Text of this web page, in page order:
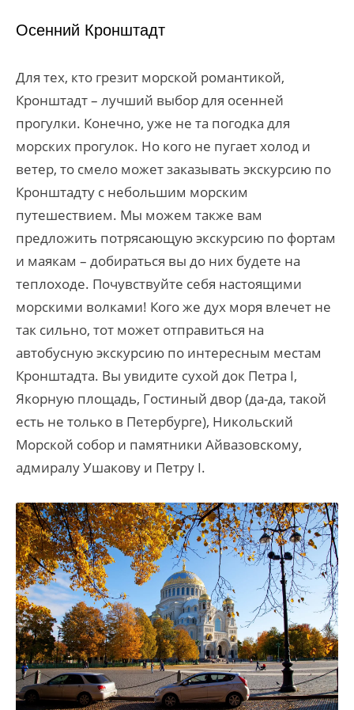
Осенний Кронштадт
Для тех, кто грезит морской романтикой,
Кронштадт – лучший выбор для осенней
прогулки. Конечно, уже не та погодка для
морских прогулок. Но кого не пугает холод и
ветер, то смело может заказывать экскурсию по
Кронштадту с небольшим морским
путешествием. Мы можем также вам
предложить потрясающую экскурсию по фортам
и маякам – добираться вы до них будете на
теплоходе. Почувствуйте себя настоящими
морскими волками! Кого же дух моря влечет не
так сильно, тот может отправиться на
автобусную экскурсию по интересным местам
Кронштадта. Вы увидите сухой док Петра I,
Якорную площадь, Гостиный двор (да-да, такой
есть не только в Петербурге), Никольский
Морской собор и памятники Айвазовскому,
адмиралу Ушакову и Петру I.